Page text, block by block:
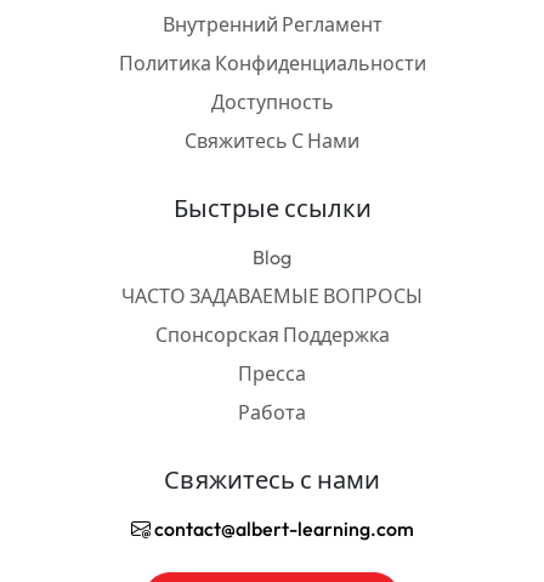
Внутренний Регламент
Политика Конфиденциальности
Доступность
Свяжитесь С Нами
Быстрые ссылки
Blog
ЧАСТО ЗАДАВАЕМЫЕ ВОПРОСЫ
Спонсорская Поддержка
Пресса
Работа
Свяжитесь с нами
contact@albert-learning.com